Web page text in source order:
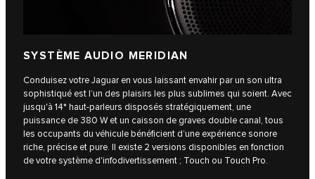
SYSTÈME AUDIO MERIDIAN
Conduisez votre Jaguar en vous laissant envahir par un son ultra
sophistiqué est l’un des plaisirs les plus sublimes qui soient. Avec
jusqu'à 14* haut-parleurs disposés stratégiquement, une
puissance de 380 W et un caisson de graves double canal, tous
les occupants du véhicule bénéficient d’une expérience sonore
riche, précise et pure. Il existe 2 versions disponibles en fonction
de votre système d'infodivertissement ; Touch ou Touch Pro.